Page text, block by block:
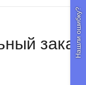
заказ
Нашли ошибку?